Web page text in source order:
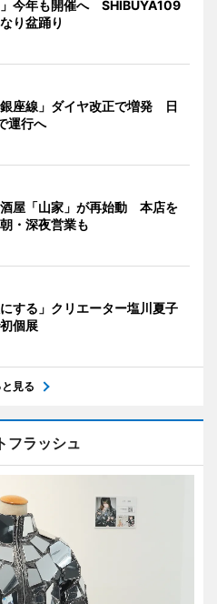
」今年も開催へ SHIBUYA109
り盆踊り
座線」ダイヤ改正で増発 日
運行へ
屋「山家」が再始動 本店を
・深夜営業も
にする」クリエーター塩川夏子
個展
と見る
フラッシュ